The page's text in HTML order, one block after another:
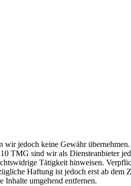
jedoch keine Gewähr
TMG sind wir als Diensteanbieter
Tätigkeit hinweisen.
Haftung ist jedoch erst ab dem
Inhalte umgehend entfernen.